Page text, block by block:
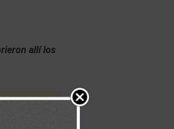
allí los